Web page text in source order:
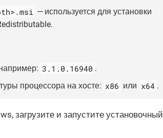
— используется для установки
3.1.0.16940 .
процессора на хосте: x86 или x64 .
загрузите и запустите установочный